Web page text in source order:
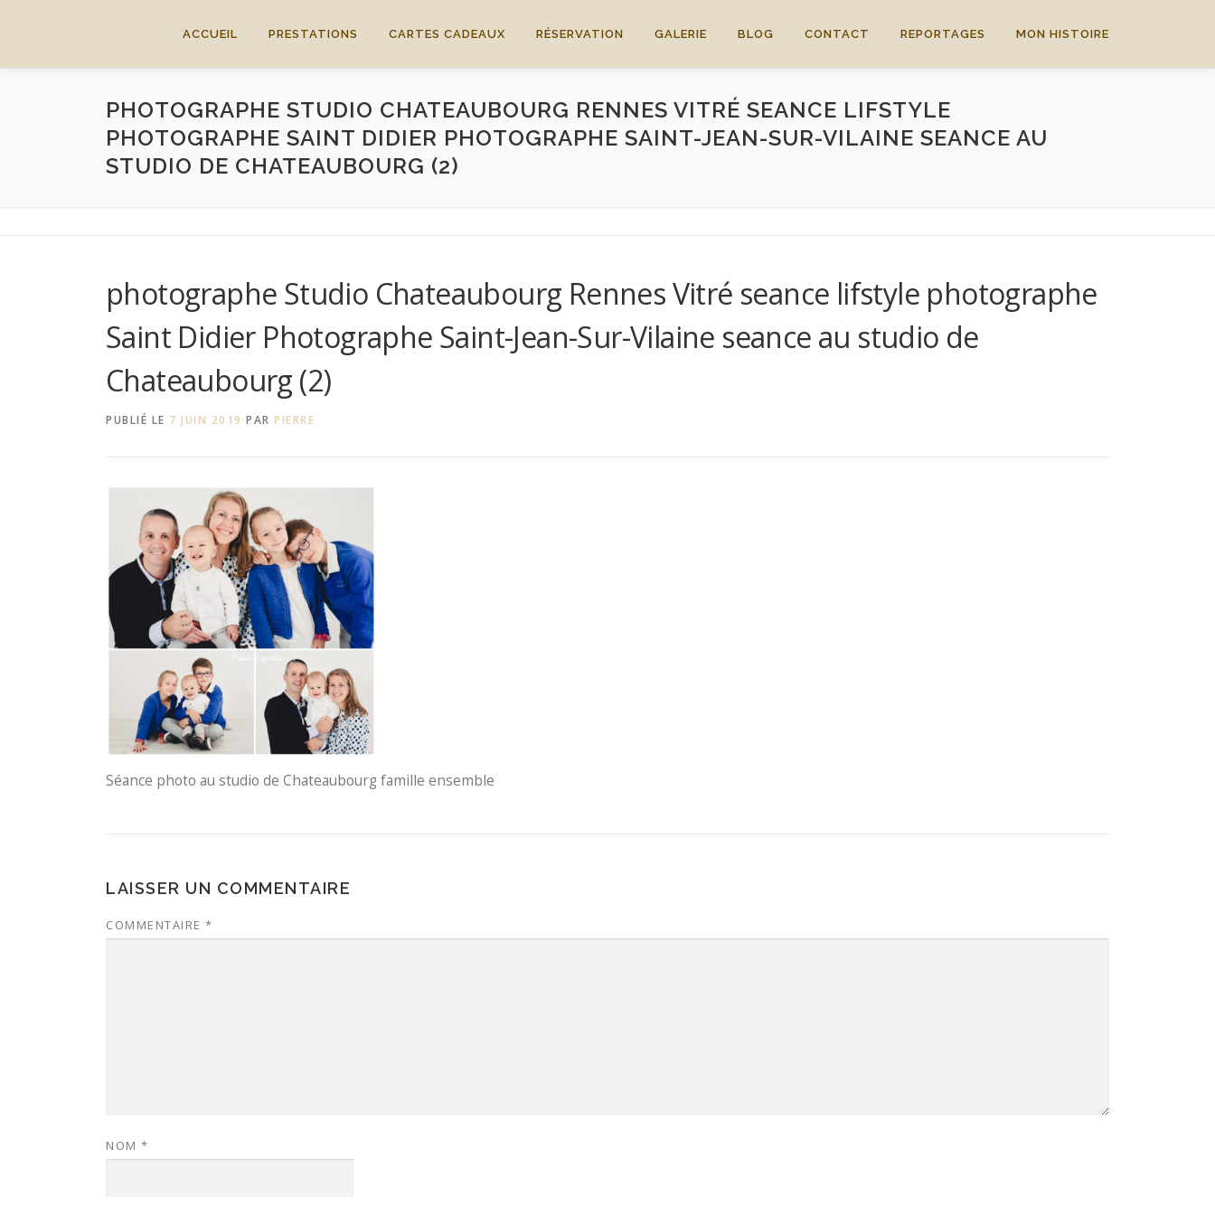
ACCUEIL PRESTATIONS CARTES CADEAUX RÉSERVATION GALERIE BLOG CONTACT REPORTAGES MON HISTOIRE
PHOTOGRAPHE STUDIO CHATEAUBOURG RENNES VITRÉ SEANCE LIFSTYLE
PHOTOGRAPHE SAINT DIDIER PHOTOGRAPHE SAINT-JEAN-SUR-VILAINE SEANCE AU
STUDIO DE CHATEAUBOURG (2)
photographe Studio Chateaubourg Rennes Vitré seance lifstyle photographe
Saint Didier Photographe Saint-Jean-Sur-Vilaine seance au studio de
Chateaubourg (2)
PUBLIÉ LE 7 JUIN 2019 PAR PIERRE
Séance photo au studio de Chateaubourg famille ensemble
LAISSER UN COMMENTAIRE
COMMENTAIRE *
NOM *